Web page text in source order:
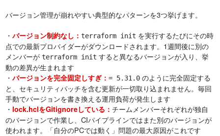
バージョン管理が崩れやすい典型的なパターンを3つ挙げます。
・バージョン制約なし：terraform init を実行するたびにその時
点での最新プロバイダーがダウンロードされます。1週間後に別の
メンバーがterraform init すると異なるバージョンが入り、挙
動の差異が生まれます
・バージョンを完全固定しすぎ：= 5.31.0 のように完全固定する
と、セキュリティパッチを含む更新が一切取り込まれません。毎回
手動でバージョンを書き換える運用負荷が発生します
・ lock.hclをGitignoreしている：チームメンバーそれぞれが独自
のバージョンで作業し、CIパイプラインではまた別のバージョンが
使われます。「自分のPCでは動く」問題の最大原因がこれです